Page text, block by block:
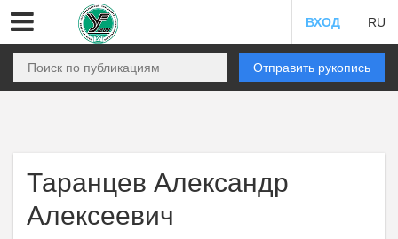
ВХОД RU
Отправить рукопись
Таранцев Александр
Алексеевич